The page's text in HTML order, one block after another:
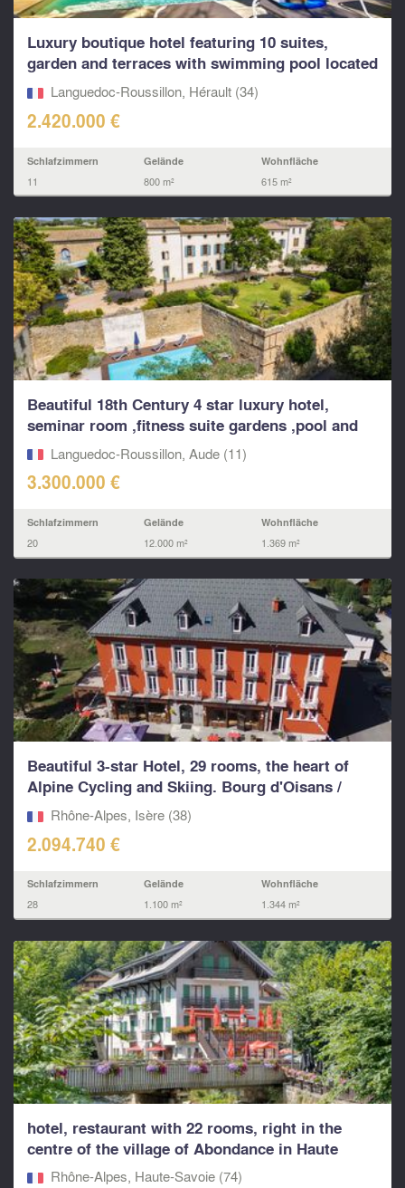
Luxury boutique hotel featuring 10 suites,
garden and terraces with swimming pool located
near to Pé
Languedoc-Roussillon, Hérault (34)
2.420.000 €
Schlafzimmern
11
Gelände
800 m²
Wohnfläche
615 m²
Beautiful 18th Century 4 star luxury hotel,
seminar room ,fitness suite gardens ,pool and
apartments
Languedoc-Roussillon, Aude (11)
3.300.000 €
Schlafzimmern
20
Gelände
12.000 m²
Wohnfläche
1.369 m²
Beautiful 3-star Hotel, 29 rooms, the heart of
Alpine Cycling and Skiing. Bourg d'Oisans /
Alpe d'Hu
Rhône-Alpes, Isère (38)
2.094.740 €
Schlafzimmern
28
Gelände
1.100 m²
Wohnfläche
1.344 m²
hotel, restaurant with 22 rooms, right in the
centre of the village of Abondance in Haute
Savoie.Rhône-Alpes, Haute-Savoie (74)